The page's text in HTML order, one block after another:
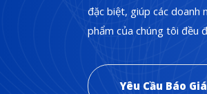
đặc biệt, giúp các doanh
phẩm của chúng tôi đều
Yêu Cầu Báo Giá